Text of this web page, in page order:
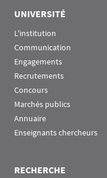
UNIVERSITÉ
L'institution
Communication
Engagements
Recrutements
Concours
Marchés publics
Annuaire
Enseignants chercheurs
RECHERCHE